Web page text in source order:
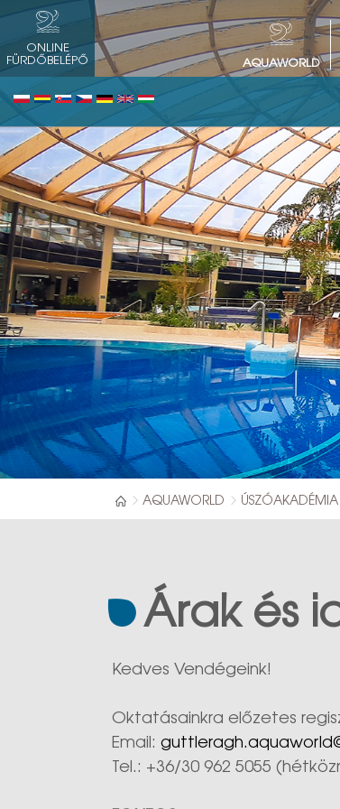
ONLINE
FÜRDŐBELÉPŐ
AQUAWORLD
AQUAWORLD ÚSZÓAKADÉMIA
Árak és
Kedves Vendégeink!
Oktatásainkra előzetes
Email:
Tel.: +36/30 962 5055